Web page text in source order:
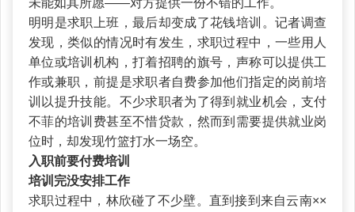
明明是求职上班，最后却变成了花钱培训。记者调查
发现，类似的情况时有发生，求职过程中，一些用人
单位或培训机构，打着招聘的旗号，声称可以提供工
作或兼职，前提是求职者自费参加他们指定的岗前培
训以提升技能。不少求职者为了得到就业机会，支付
不菲的培训费甚至不惜贷款，然而到需要提供就业岗
位时，却发现竹篮打水一场空。
入职前要付费培训
培训完没安排工作
求职过程中，林欣碰了不少壁。直到接到来自云南××